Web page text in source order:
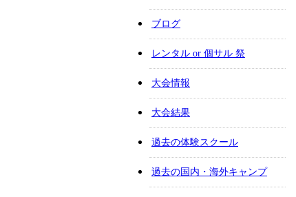
ブログ
レンタル or 個サル 祭
大会情報
大会結果
過去の体験スクール
過去の国内・海外キャンプ